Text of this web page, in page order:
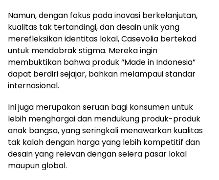
Namun, dengan fokus pada inovasi berkelanjutan,
kualitas tak tertandingi, dan desain unik yang
merefleksikan identitas lokal, Casevolia bertekad
untuk mendobrak stigma. Mereka ingin
membuktikan bahwa produk “Made in Indonesia”
dapat berdiri sejajar, bahkan melampaui standar
internasional.
Ini juga merupakan seruan bagi konsumen untuk
lebih menghargai dan mendukung produk-produk
anak bangsa, yang seringkali menawarkan kualitas
tak kalah dengan harga yang lebih kompetitif dan
desain yang relevan dengan selera pasar lokal
maupun global.